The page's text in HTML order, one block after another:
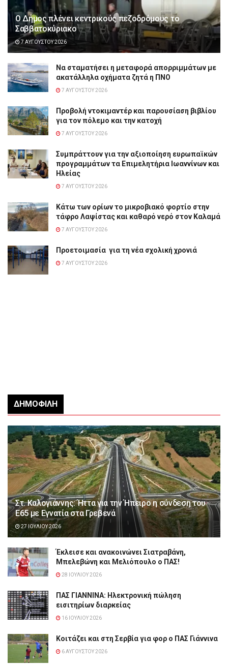
Ο Δήμος πλένει κεντρικούς πεζοδρόμους το
Σαββατοκύριακο
7 ΑΥΓΟΎΣΤΟΥ 2026
Να σταματήσει η μεταφορά απορριμμάτων με
ακατάλληλα οχήματα ζητά η ΠΝΟ
7 ΑΥΓΟΎΣΤΟΥ 2026
Προβολή ντοκιμαντέρ και παρουσίαση βιβλίου
για τον πόλεμο και την κατοχή
7 ΑΥΓΟΎΣΤΟΥ 2026
Συμπράττουν για την αξιοποίηση ευρωπαϊκών
προγραμμάτων τα Επιμελητήρια Ιωαννίνων και
Ηλείας
7 ΑΥΓΟΎΣΤΟΥ 2026
Κάτω των ορίων το μικροβιακό φορτίο στην
τάφρο Λαψίστας και καθαρό νερό στον Καλαμά
7 ΑΥΓΟΎΣΤΟΥ 2026
Προετοιμασία για τη νέα σχολική χρονιά
7 ΑΥΓΟΎΣΤΟΥ 2026
ΔΗΜΟΦΙΛΉ
Στ. Καλογιάννης: Ήττα για την Ήπειρο η σύνδεση του
Ε65 με Εγνατία στα Γρεβενά
27 ΙΟΥΛΊΟΥ 2026
Έκλεισε και ανακοινώνει Σιατραβάνη,
Μπελεβώνη και Μελιόπουλο ο ΠΑΣ!
28 ΙΟΥΛΊΟΥ 2026
ΠΑΣ ΓΙΑΝΝΙΝΑ: Hλεκτρονική πώληση
εισιτηρίων διαρκείας
16 ΙΟΥΛΊΟΥ 2026
Κοιτάζει και στη Σερβία για φορ ο ΠΑΣ Γιάννινα
6 ΑΥΓΟΎΣΤΟΥ 2026